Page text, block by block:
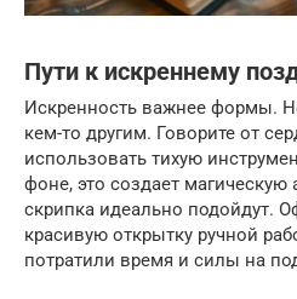
Пути к искреннему
Искренность важнее формы.
кем-то другим. Говорите от
использовать тихую
фоне, это создает
скрипка идеально подойдут.
красивую открытку ручной
потратили время и силы на